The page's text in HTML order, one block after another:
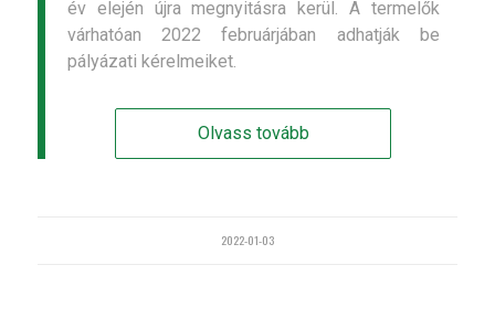
év elején újra megnyitásra kerül. A termelők
várhatóan 2022 februárjában adhatják be
pályázati kérelmeiket.
Olvass tovább
2022-01-03